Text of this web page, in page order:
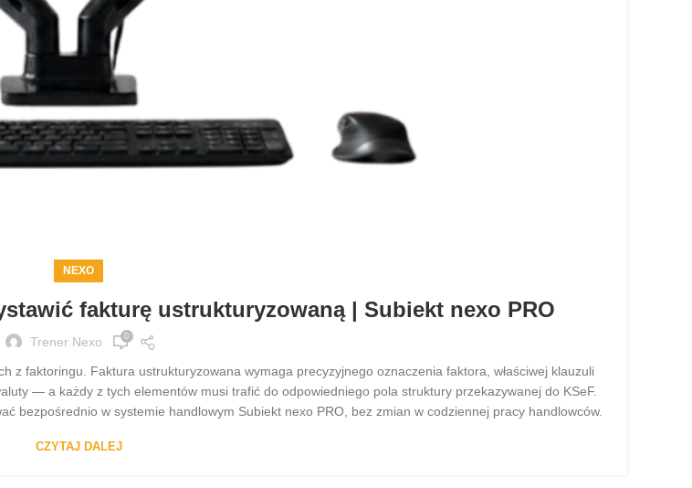
NEXO
fakturę ustrukturyzowaną | Subiekt nexo PRO
Trener Nexo 0
z faktoringu. Faktura ustrukturyzowana wymaga precyzyjnego oznaczenia faktora, właściwej klauzuli
— a każdy z tych elementów musi trafić do odpowiedniego pola struktury przekazywanej do KSeF.
bezpośrednio w systemie handlowym Subiekt nexo PRO, bez zmian w codziennej pracy handlowców.
CZYTAJ DALEJ